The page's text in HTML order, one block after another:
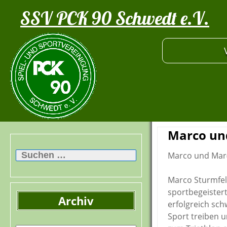
SSV PCK 90 Schwedt e.V.
nach:
Archiv
Marco
Marco und
Marco
erfolgreich
Sport treiben